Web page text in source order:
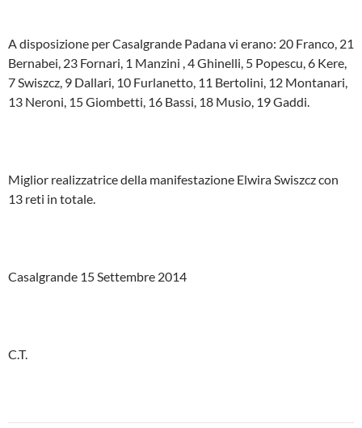
A disposizione per Casalgrande Padana vi erano: 20 Franco, 21
Bernabei, 23 Fornari, 1 Manzini , 4 Ghinelli, 5 Popescu, 6 Kere,
7 Swiszcz, 9 Dallari, 10 Furlanetto, 11 Bertolini, 12 Montanari,
13 Neroni, 15 Giombetti, 16 Bassi, 18 Musio, 19 Gaddi.
Miglior realizzatrice della manifestazione Elwira Swiszcz con
13 reti in totale.
Casalgrande 15 Settembre 2014
C.T.